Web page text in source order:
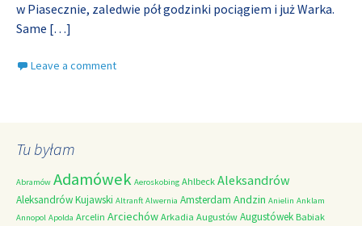
w Piasecznie, zaledwie pół godzinki pociągiem i już Warka.
Same […]
Leave a comment
Tu byłam
Abramów Adamówek Aeroskobing Ahlbeck Aleksandrów
Aleksandrów Kujawski Altranft Alwernia Amsterdam Andzin Anielin Anklam
Annopol Apolda Arcelin Arciechów Arkadia Augustów Augustówek Babiak